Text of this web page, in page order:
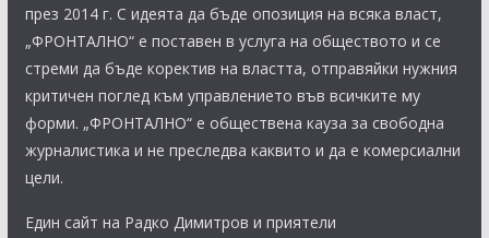
през 2014 г. С идеята да бъде опозиция на всяка власт,
„ФРОНТАЛНО“ е поставен в услуга на обществото и се
стреми да бъде коректив на властта, отправяйки нужния
критичен поглед към управлението във всичките му
форми. „ФРОНТАЛНО“ е обществена кауза за свободна
журналистика и не преследва каквито и да е комерсиални
цели.
Един сайт на Радко Димитров и приятели